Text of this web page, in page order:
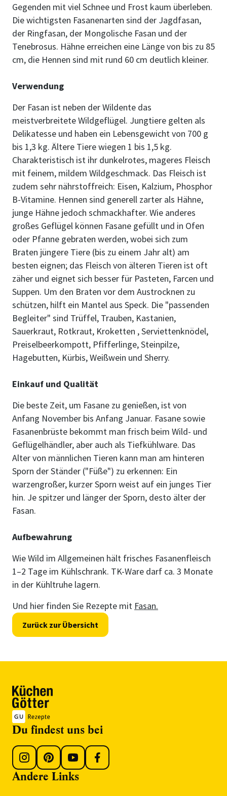
Gegenden mit viel Schnee und Frost kaum überleben.
Die wichtigsten Fasanenarten sind der Jagdfasan,
der Ringfasan, der Mongolische Fasan und der
Tenebrosus. Hähne erreichen eine Länge von bis zu 85
cm, die Hennen sind mit rund 60 cm deutlich kleiner.
Verwendung
Der Fasan ist neben der Wildente das
meistverbreitete Wildgeflügel. Jungtiere gelten als
Delikatesse und haben ein Lebensgewicht von 700 g
bis 1,3 kg. Ältere Tiere wiegen 1 bis 1,5 kg.
Charakteristisch ist ihr dunkelrotes, mageres Fleisch
mit feinem, mildem Wildgeschmack. Das Fleisch ist
zudem sehr nährstoffreich: Eisen, Kalzium, Phosphor
B-Vitamine. Hennen sind generell zarter als Hähne,
junge Hähne jedoch schmackhafter. Wie anderes
großes Geflügel können Fasane gefüllt und in Ofen
oder Pfanne gebraten werden, wobei sich zum
Braten jüngere Tiere (bis zu einem Jahr alt) am
besten eignen; das Fleisch von älteren Tieren ist oft
zäher und eignet sich besser für Pasteten, Farcen und
Suppen. Um den Braten vor dem Austrocknen zu
schützen, hilft ein Mantel aus Speck. Die "passenden
Begleiter" sind Trüffel, Trauben, Kastanien,
Sauerkraut, Rotkraut, Kroketten , Serviettenknödel,
Preiselbeerkompott, Pfifferlinge, Steinpilze,
Hagebutten, Kürbis, Weißwein und Sherry.
Einkauf und Qualität
Die beste Zeit, um Fasane zu genießen, ist von
Anfang November bis Anfang Januar. Fasane sowie
Fasanenbrüste bekommt man frisch beim Wild- und
Geflügelhändler, aber auch als Tiefkühlware. Das
Alter von männlichen Tieren kann man am hinteren
Sporn der Ständer ("Füße") zu erkennen: Ein
warzengroßer, kurzer Sporn weist auf ein junges Tier
hin. Je spitzer und länger der Sporn, desto älter der
Fasan.
Aufbewahrung
Wie Wild im Allgemeinen hält frisches Fasanenfleisch
1–2 Tage im Kühlschrank. TK-Ware darf ca. 3 Monate
in der Kühltruhe lagern.
Und hier finden Sie Rezepte mit Fasan.
Zurück zur Übersicht
Du findest uns bei
Andere Links